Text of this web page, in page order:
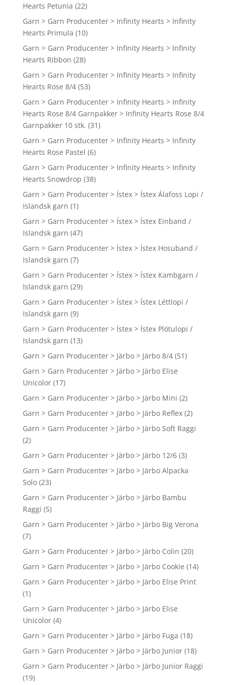
Hearts Petunia (22)
Garn > Garn Producenter > Infinity Hearts > Infinity
Hearts Primula (10)
Garn > Garn Producenter > Infinity Hearts > Infinity
Hearts Ribbon (28)
Garn > Garn Producenter > Infinity Hearts > Infinity
Hearts Rose 8/4 (53)
Garn > Garn Producenter > Infinity Hearts > Infinity
Hearts Rose 8/4 Garnpakker > Infinity Hearts Rose 8/4
Garnpakker 10 stk. (31)
Garn > Garn Producenter > Infinity Hearts > Infinity
Hearts Rose Pastel (6)
Garn > Garn Producenter > Infinity Hearts > Infinity
Hearts Snowdrop (38)
Garn > Garn Producenter > Ístex > Ístex Álafoss Lopi /
Islandsk garn (1)
Garn > Garn Producenter > Ístex > Ístex Einband /
Islandsk garn (47)
Garn > Garn Producenter > Ístex > Ístex Hosuband /
Islandsk garn (7)
Garn > Garn Producenter > Ístex > Ístex Kambgarn /
Islandsk garn (29)
Garn > Garn Producenter > Ístex > Ístex Léttlopi /
Islandsk garn (9)
Garn > Garn Producenter > Ístex > Ístex Plötulopi /
Islandsk garn (13)
Garn > Garn Producenter > Järbo > Järbo 8/4 (51)
Garn > Garn Producenter > Järbo > Järbo Elise
Unicolor (17)
Garn > Garn Producenter > Järbo > Järbo Mini (2)
Garn > Garn Producenter > Järbo > Järbo Reflex (2)
Garn > Garn Producenter > Järbo > Järbo Soft Raggi
(2)
Garn > Garn Producenter > Järbo > Järbo 12/6 (3)
Garn > Garn Producenter > Järbo > Järbo Alpacka
Solo (23)
Garn > Garn Producenter > Järbo > Järbo Bambu
Raggi (5)
Garn > Garn Producenter > Järbo > Järbo Big Verona
(7)
Garn > Garn Producenter > Järbo > Järbo Colin (20)
Garn > Garn Producenter > Järbo > Järbo Cookie (14)
Garn > Garn Producenter > Järbo > Järbo Elise Print
(1)
Garn > Garn Producenter > Järbo > Järbo Elise
Unicolor (4)
Garn > Garn Producenter > Järbo > Järbo Fuga (18)
Garn > Garn Producenter > Järbo > Järbo Junior (18)
Garn > Garn Producenter > Järbo > Järbo Junior Raggi
(19)